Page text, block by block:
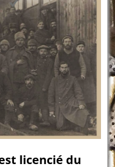
licencié du